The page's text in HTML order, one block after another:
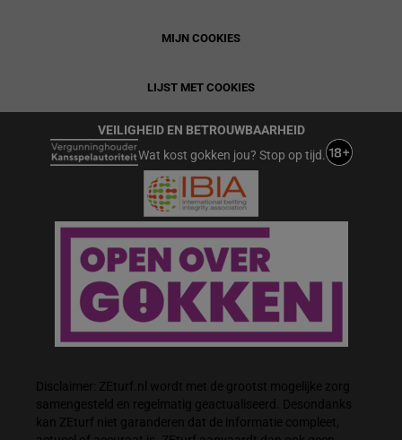
MIJN COOKIES
LIJST MET COOKIES
VEILIGHEID EN BETROUWBAARHEID
Wat kost gokken jou? Stop op tijd.
Disclaimer: ZEturf.nl wordt met de grootst mogelijke zorg
samengesteld en regelmatig geactualiseerd. Desondanks
kan ZEturf niet garanderen dat de informatie compleet,